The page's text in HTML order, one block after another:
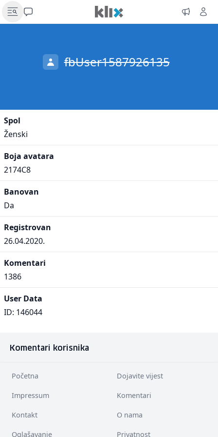
fbUser1587926135
Spol
Ženski
Boja avatara
2174C8
Banovan
Da
Registrovan
26.04.2020.
Komentari
1386
User Data
ID: 146044
Komentari korisnika
Početna Dojavite vijest
Impressum Komentari
Kontakt O nama
Oglašavanje Privatnost